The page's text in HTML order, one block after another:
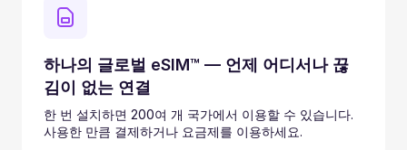
하나의 글로벌 eSIM™ — 언제 어디서나 끊
김이 없는 연결
한 번 설치하면 200여 개 국가에서 이용할 수 있습니다.
사용한 만큼 결제하거나 요금제를 이용하세요.